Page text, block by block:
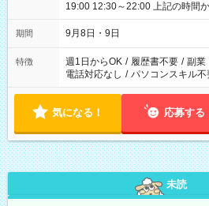
19:00 12:30～22:00 上記の時間から好きな時間を選べます！ ※
時間は変更となる可能性があり
期間 9月8日・9日
特徴 週1日からOK / 履歴書不要 / 副業
電話対応なし / パソコンスキル不
気になる！ 応募する
未読